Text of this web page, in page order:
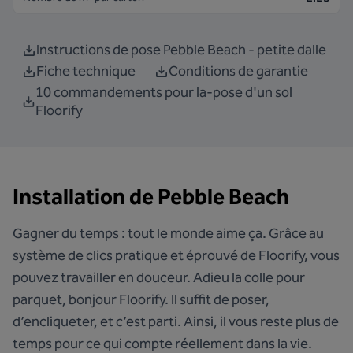
Instructions de pose Pebble Beach - petite dalle
Fiche technique
Conditions de garantie
10 commandements pour la-pose d'un sol
Floorify
Installation de Pebble Beach
Gagner du temps : tout le monde aime ça. Grâce au
système de clics pratique et éprouvé de Floorify, vous
pouvez travailler en douceur. Adieu la colle pour
parquet, bonjour Floorify. Il suffit de poser,
d’encliqueter, et c’est parti. Ainsi, il vous reste plus de
temps pour ce qui compte réellement dans la vie.